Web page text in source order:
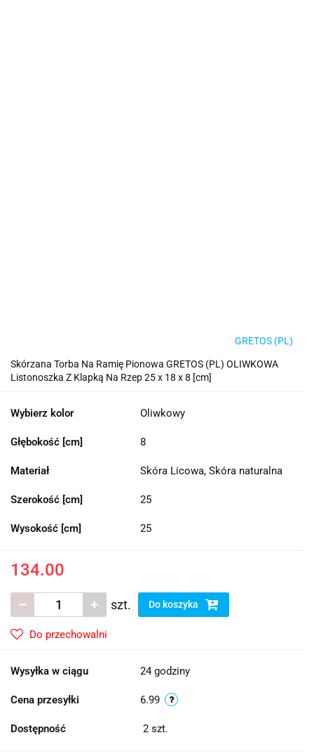
GRETOS (PL)
Skórzana Torba Na Ramię Pionowa GRETOS (PL) OLIWKOWA
Listonoszka Z Klapką Na Rzep 25 x 18 x 8 [cm]
Wybierz kolor Oliwkowy
Głębokość [cm] 8
Materiał Skóra Licowa, Skóra naturalna
Szerokość [cm] 25
Wysokość [cm] 25
134.00
szt. Do koszyka
Do przechowalni
Wysyłka w ciągu 24 godziny
Cena przesyłki 6.99
Dostępność 2 szt.